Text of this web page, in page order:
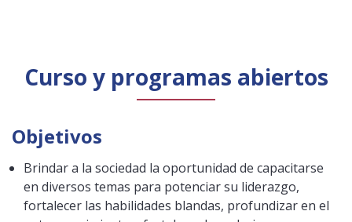
Curso y programas abiertos
Objetivos
Brindar a la sociedad la oportunidad de capacitarse
en diversos temas para potenciar su liderazgo,
fortalecer las habilidades blandas, profundizar en el